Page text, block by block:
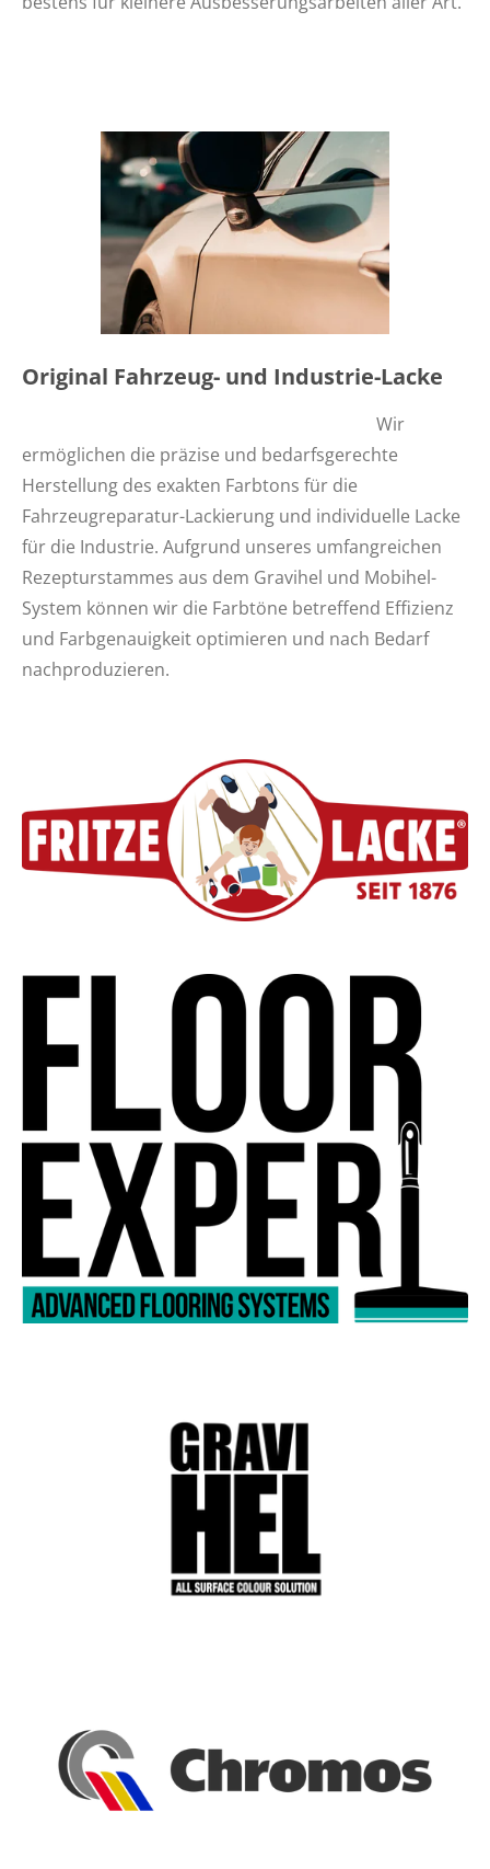
Original Fahrzeug- und Industrie-Lacke
Wir
ermöglichen die präzise und bedarfsgerechte
Herstellung des exakten Farbtons für die
Fahrzeugreparatur-Lackierung und individuelle Lacke
für die Industrie. Aufgrund unseres umfangreichen
Rezepturstammes aus dem Gravihel und Mobihel-
System können wir die Farbtöne betreffend Effizienz
und Farbgenauigkeit optimieren und nach Bedarf
nachproduzieren.